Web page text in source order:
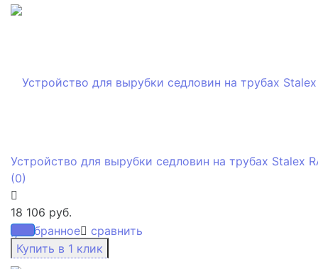
избранное сравнить
Устройство для вырубки седловин на трубах Stalex
(0)
18 106 руб.